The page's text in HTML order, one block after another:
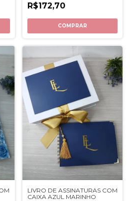
R$172,70
COMPRAR
LIVRO DE ASSINATURAS COM
CAIXA AZUL MARINHO